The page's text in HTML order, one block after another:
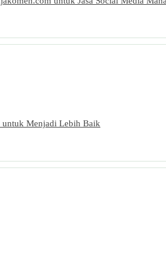
untuk Menjadi Lebih Baik